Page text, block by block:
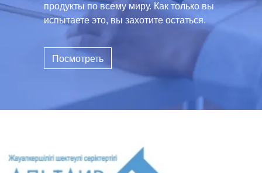
продукты по всему миру. Как только вы
испытаете это, вы захотите остаться.
Посмотреть